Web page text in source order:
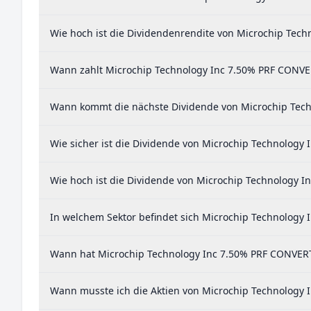
Wie hoch ist die Dividendenrendite von Microchip
Wann zahlt Microchip Technology Inc 7.50% PRF
Wann kommt die nächste Dividende von Microchip
Wie sicher ist die Dividende von Microchip Technology
Wie hoch ist die Dividende von Microchip Technology
In welchem Sektor befindet sich Microchip Technology
Wann hat Microchip Technology Inc 7.50% PRF
Wann musste ich die Aktien von Microchip Technology